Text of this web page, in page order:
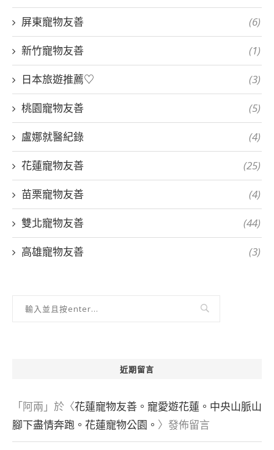
屏東寵物友善 (6)
新竹寵物友善 (1)
日本旅遊推薦♡ (3)
桃園寵物友善 (5)
盧娜就醫紀錄 (4)
花蓮寵物友善 (25)
苗栗寵物友善 (4)
雙北寵物友善 (44)
高雄寵物友善 (3)
近期留言
「阿兩 」於〈花蓮寵物友善。寵愛遊花蓮。中央山脈山
腳下盡情奔跑。花蓮寵物公園。 〉發佈留言